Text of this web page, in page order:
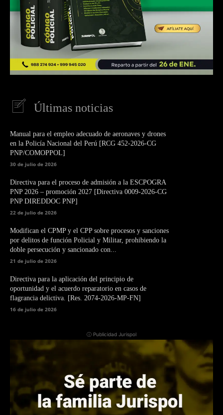
Últimas noticias
Manual para el empleo adecuado de aeronaves y drones
en la Policía Nacional del Perú [RCG 452-2026-CG
PNP/COMOPPOL]
30 de julio de 2026
Directiva para el proceso de admisión a la ESCPOGRA
PNP 2026 – promoción 2027 [Directiva 0009-2026-CG
PNP DIREDDOC PNP]
22 de julio de 2026
Modifican el CPMP y el CPP sobre procesos y sanciones
por delitos de función Policial y Militar, prohibiendo la
doble persecución y sancionado con...
21 de julio de 2026
Directiva para la aplicación del principio de
oportunidad y el acuerdo reparatorio en casos de
flagrancia delictiva. [Res. 2074-2026-MP-FN]
16 de julio de 2026
ⓘ Publicidad Jurispol